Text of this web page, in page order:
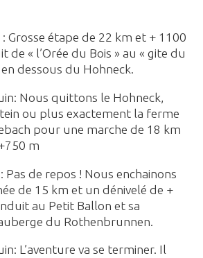
Grosse étape de 22 km et + 1100
de « l’Orée du Bois » au « gite du
dessous du Hohneck.
Nous quittons le Hohneck,
ou plus exactement la ferme
pour une marche de 18 km
m
Pas de repos ! Nous enchainons
de 15 km et un dénivelé de +
au Petit Ballon et sa
du Rothenbrunnen.
L’aventure va se terminer. Il